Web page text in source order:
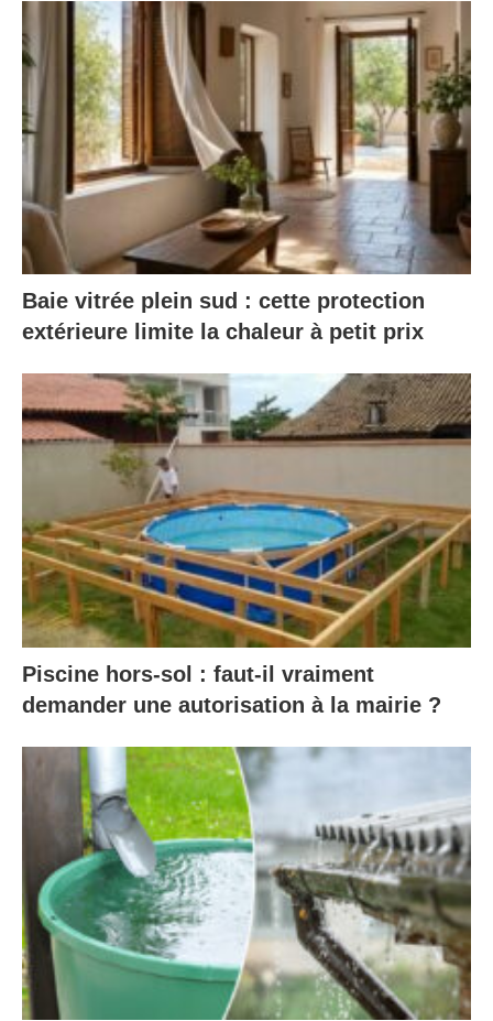
Baie vitrée plein sud : cette protection
extérieure limite la chaleur à petit prix
Piscine hors-sol : faut-il vraiment
demander une autorisation à la mairie ?